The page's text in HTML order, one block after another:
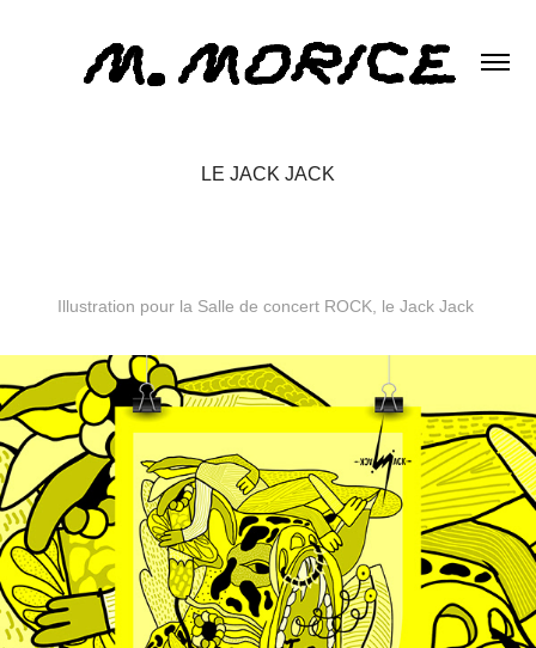
LE JACK JACK
Illustration pour la Salle de concert ROCK, le Jack Jack